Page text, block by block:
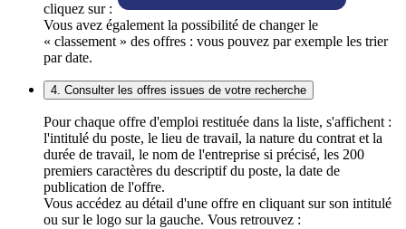
cliquez sur :
Vous avez également la possibilité de changer le
« classement » des offres : vous pouvez par exemple les trier
par date.
4. Consulter les offres issues de votre recherche
Pour chaque offre d'emploi restituée dans la liste, s'affichent :
l'intitulé du poste, le lieu de travail, la nature du contrat et la
durée de travail, le nom de l'entreprise si précisé, les 200
premiers caractères du descriptif du poste, la date de
publication de l'offre.
Vous accédez au détail d'une offre en cliquant sur son intitulé
ou sur le logo sur la gauche. Vous retrouvez :